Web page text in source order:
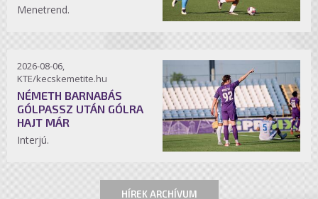
Menetrend.
2026-08-06,
KTE/kecskemetite.hu
NÉMETH BARNABÁS
GÓLPASSZ UTÁN GÓLRA
HAJT MÁR
Interjú.
HÍREK ARCHÍVUM